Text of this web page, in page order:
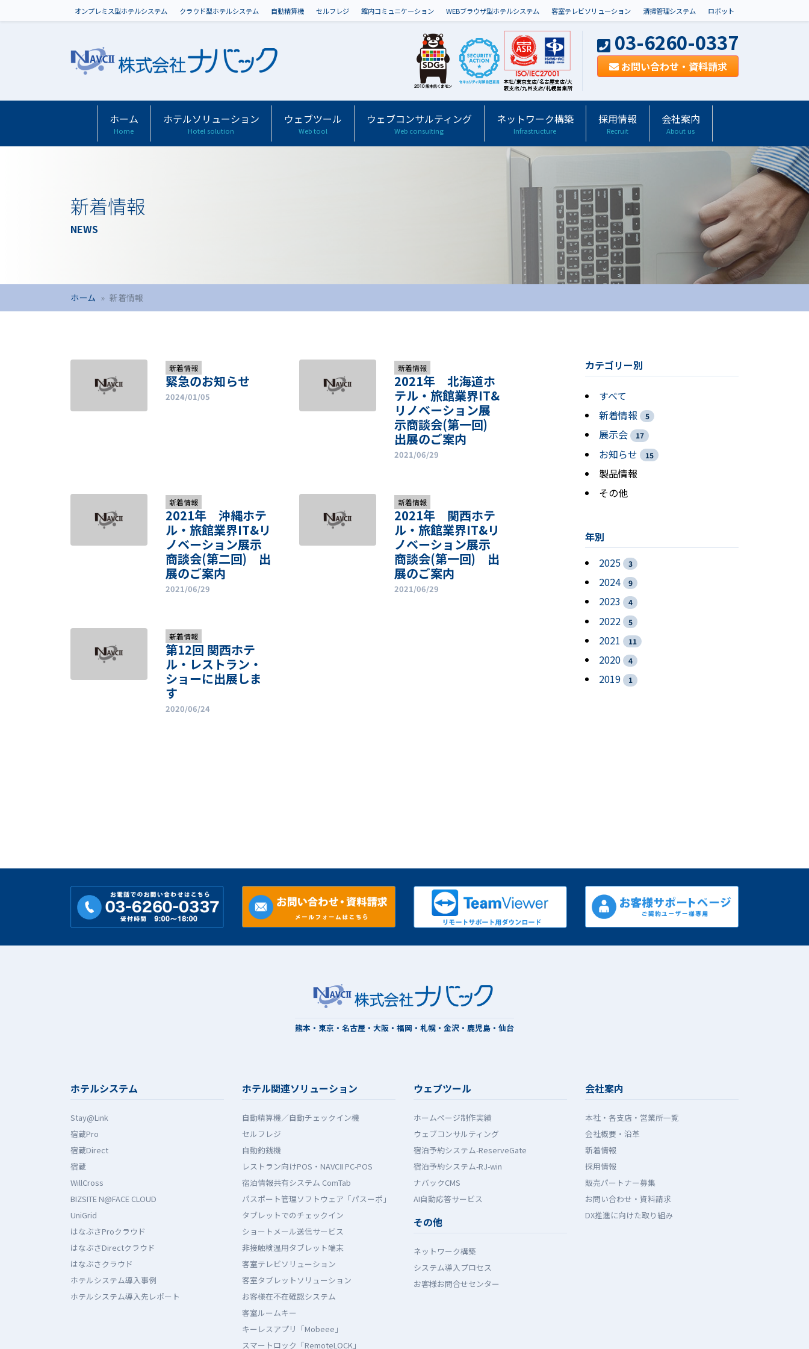
オンプレミス型ホテルシステム クラウド型ホテルシステム 自動精算機 セルフレジ 館内コミュニケーション WEBブラウザ型ホテルシステム 客室テレビソリューション 清掃管理システム ロボット
03-6260-0337
お問い合わせ・資料請求
ホーム
Home
ホテルソリューション
Hotel solution
ウェブツール
Web tool
ウェブコンサルティング
Web consulting
ネットワーク構築
Infrastructure
採用情報
Recruit
会社案内
About us
新着情報
NEWS
ホーム 新着情報
新着情報
緊急のお知らせ
2024/01/05
新着情報
2021年 北海道ホ
テル・旅館業界IT&
リノベーション展
示商談会(第一回)
出展のご案内
2021/06/29
新着情報
2021年 沖縄ホテ
ル・旅館業界IT&リ
ノベーション展示
商談会(第二回) 出
展のご案内
2021/06/29
新着情報
2021年 関西ホテ
ル・旅館業界IT&リ
ノベーション展示
商談会(第一回) 出
展のご案内
2021/06/29
新着情報
第12回 関西ホテ
ル・レストラン・
ショーに出展しま
す
2020/06/24
カテゴリー別
すべて
新着情報
5
展示会 17
お知らせ 15
製品情報
その他
年別
2025
3
2024 9
2023 4
2022 5
2021 11
2020 4
2019 1
熊本・東京・名古屋・大阪・福岡・札幌・金沢・鹿児島・仙台
ホテルシステム
Stay@Link
宿蔵Pro
宿蔵Direct
宿蔵
WillCross
BIZSITE N@FACE CLOUD
UniGrid
はなぶさProクラウド
はなぶさDirectクラウド
はなぶさクラウド
ホテルシステム導入事例
ホテルシステム導入先レポート
ホテル関連ソリューション
自動精算機／自動チェックイン機
セルフレジ
自動釣銭機
レストラン向けPOS・NAVCⅡ PC-POS
宿泊情報共有システム ComTab
パスポート管理ソフトウェア「パスーポ」
タブレットでのチェックイン
ショートメール送信サービス
非接触検温用タブレット端末
客室テレビソリューション
客室タブレットソリューション
お客様在不在確認システム
客室ルームキー
キーレスアプリ「Mobeee」
スマートロック「RemoteLOCK」
ウェブツール
ホームぺージ制作実績
ウェブコンサルティング
宿泊予約システム-ReserveGate
宿泊予約システム-RJ-win
ナバックCMS
AI自動応答サービス
その他
ネットワーク構築
システム導入プロセス
お客様お問合せセンター
会社案内
本社・各支店・営業所一覧
会社概要・沿革
新着情報
採用情報
販売パートナー募集
お問い合わせ・資料請求
DX推進に向けた取り組み